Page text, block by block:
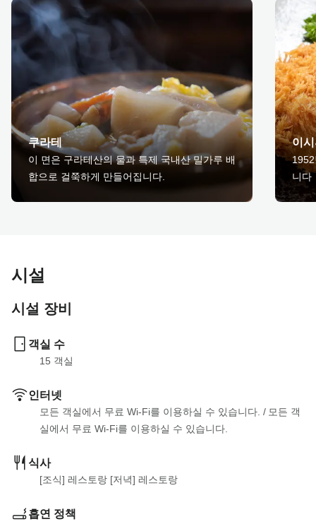
쿠라테
이 면은 구라테산의 물과 특제 국내산 밀가루 배
합으로 걸쭉하게 만들어집니다.
이
니
시설
시설 장비
객실 수
15 객실
인터넷
모든 객실에서 무료 Wi-Fi를 이용하실 수 있습니다. / 모든 객
실에서 무료 Wi-Fi를 이용하실 수 있습니다.
식사
[조식] 레스토랑 [저녁] 레스토랑
흡연 정책